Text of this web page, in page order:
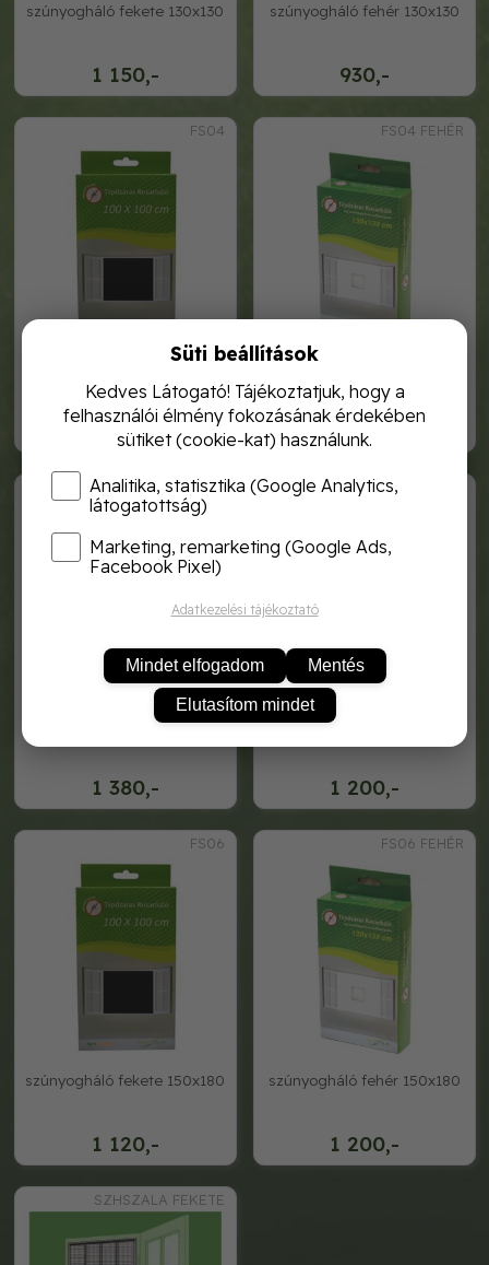
1 150,-
szúnyogháló fekete 130x130
930,-
szúnyogháló fehér 130x130
FS04
1 210,-
szúnyogháló fekete 130x150
FS04 FEHÉR
990,-
szúnyogháló fehér 130x150
FS05
1 380,-
szúnyogháló fekete 150x150
FS05 FEHÉR
1 200,-
szúnyogháló fehér 150x150
FS06
1 120,-
szúnyogháló fekete 150x180
FS06 FEHÉR
1 200,-
szúnyogháló fehér 150x180
SZHSZALA FEKETE
Süti beállítások
Kedves Látogató! Tájékoztatjuk, hogy a
felhasználói élmény fokozásának érdekében
sütiket (cookie-kat) használunk.
Analitika, statisztika (Google Analytics,
látogatottság)
Marketing, remarketing (Google Ads,
Facebook Pixel)
Adatkezelési tájékoztató
Mindet elfogadom Mentés
Elutasítom mindet